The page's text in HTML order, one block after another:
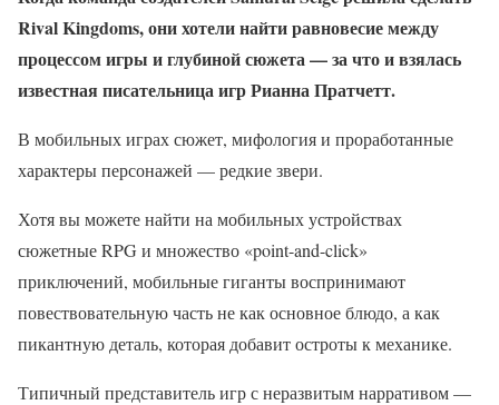
Rival Kingdoms, они хотели найти равновесие между
процессом игры и глубиной сюжета — за что и взялась
известная писательница игр Рианна Пратчетт.
В мобильных играх сюжет, мифология и проработанные
характеры персонажей — редкие звери.
Хотя вы можете найти на мобильных устройствах
сюжетные RPG и множество «point-and-click»
приключений, мобильные гиганты воспринимают
повествовательную часть не как основное блюдо, а как
пикантную деталь, которая добавит остроты к механике.
Типичный представитель игр с неразвитым нарративом —